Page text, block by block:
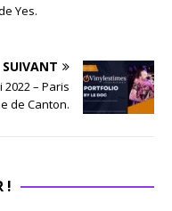
Yes.
SUIVANT
– Paris
de Canton.
!